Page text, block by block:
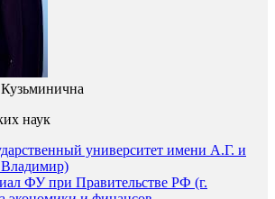
наук
университет имени А.Г. и
ФУ при Правительстве РФ (г.